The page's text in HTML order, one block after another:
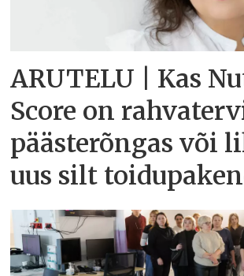
ARUTELU | Kas
Score on
päästerõngas või
uus silt